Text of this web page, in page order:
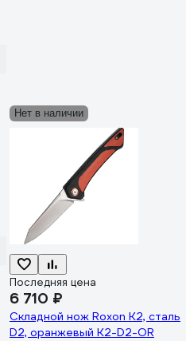
Нет в наличии
Последняя цена
6 710 ₽
Складной нож Roxon K2, сталь
D2, оранжевый K2-D2-OR